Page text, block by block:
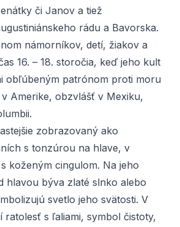
či Janov a tiež
rádu a Bavorska.
námorníkov, detí, žiakov a
16. – 18. storočia, keď jeho kult
obľúbeným patrónom proti moru
Amerike, obzvlášť v Mexiku,
zobrazovaný ako
s tonzúrou na hlave, v
koženým cingulom. Na jeho
hlavou býva zlaté slnko alebo
svetlo jeho svätosti. V
ratolesť s ľaliami, symbol čistoty,